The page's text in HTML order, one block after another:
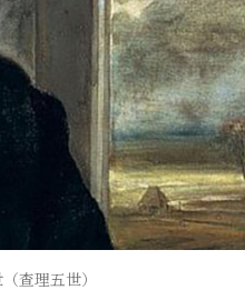
查理五世）